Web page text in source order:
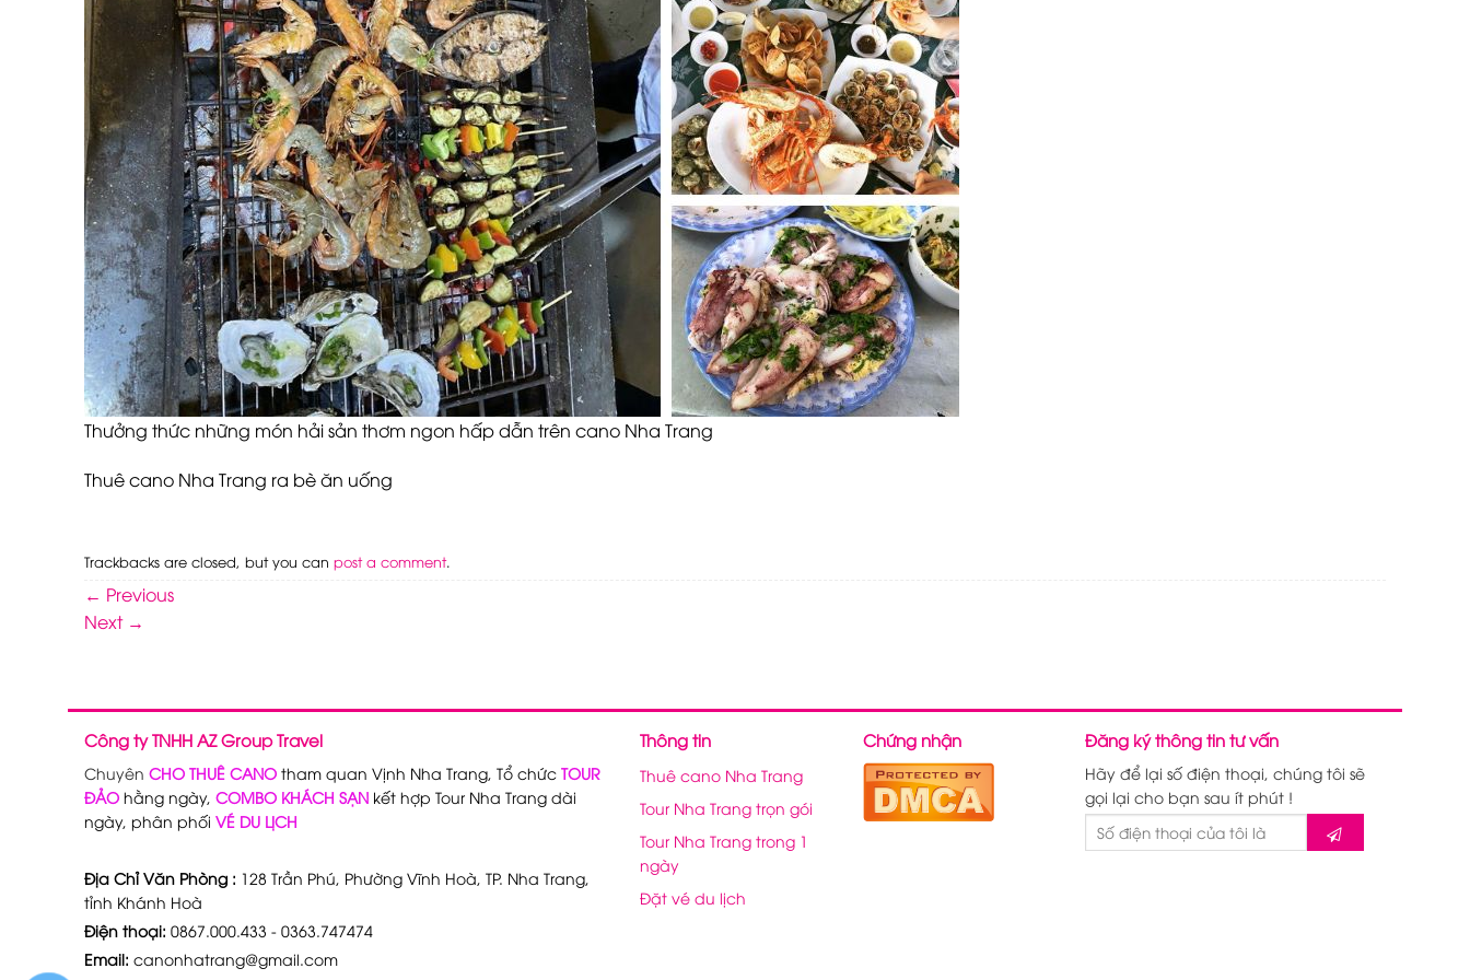
Thưởng thức những món hải sản thơm ngon hấp dẫn trên cano Nha Trang
Thuê cano Nha Trang ra bè ăn uống
Trackbacks are closed, but you can post a comment.
← Previous
Next →
Công ty TNHH AZ Group Travel
Chuyên CHO THUÊ CANO tham quan Vịnh Nha Trang, Tổ chức TOUR
ĐẢO hằng ngày, COMBO KHÁCH SẠN kết hợp Tour Nha Trang dài
ngày, phân phối VÉ DU LỊCH
Địa Chỉ Văn Phòng : 128 Trần Phú, Phường Vĩnh Hoà, TP. Nha Trang,
tỉnh Khánh Hoà
Điện thoại: 0867.000.433 - 0363.747474
Email: canonhatrang@gmail.com
Thông tin
Thuê cano Nha Trang
Tour Nha Trang trọn gói
Tour Nha Trang trong 1
ngày
Đặt vé du lịch
Chứng nhận Đăng ký thông tin tư vấn
Hãy để lại số điện thoại, chúng tôi sẽ
gọi lại cho bạn sau ít phút !